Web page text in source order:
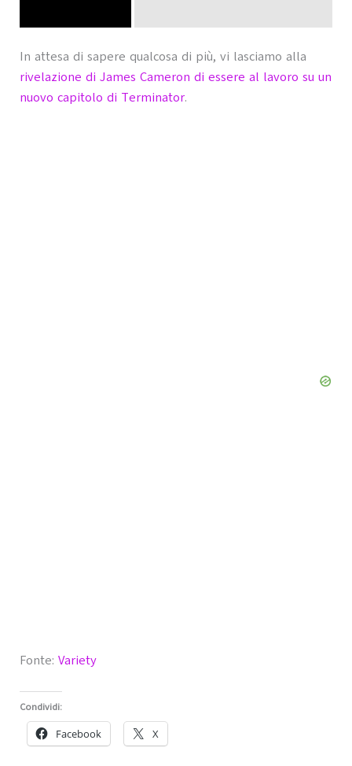
In attesa di sapere qualcosa di più, vi lasciamo alla
rivelazione di James Cameron di essere al lavoro su un
nuovo capitolo di Terminator.
Fonte: Variety
Condividi:
Facebook X